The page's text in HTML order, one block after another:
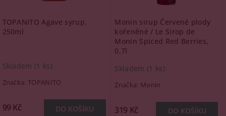
TOPANITO Agave syrup,
250ml
Skladem (1 ks)
Značka:TOPANITO
99 Kč
Monin sirup Červené plody
kořeněné / Le Sirop de
Monin Spiced Red Berries,
0,7l
Skladem (1 ks)
Značka: Monin
319 Kč